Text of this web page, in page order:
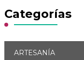
Categorías
ARTESANÍA